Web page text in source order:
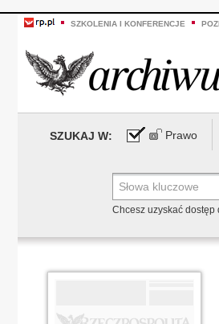
SZKOLENIA I KONFERENCJE
SZUKAJ W: Prawo
Chcesz uzyskać dostęp